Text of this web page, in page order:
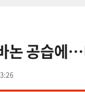
논 공습에